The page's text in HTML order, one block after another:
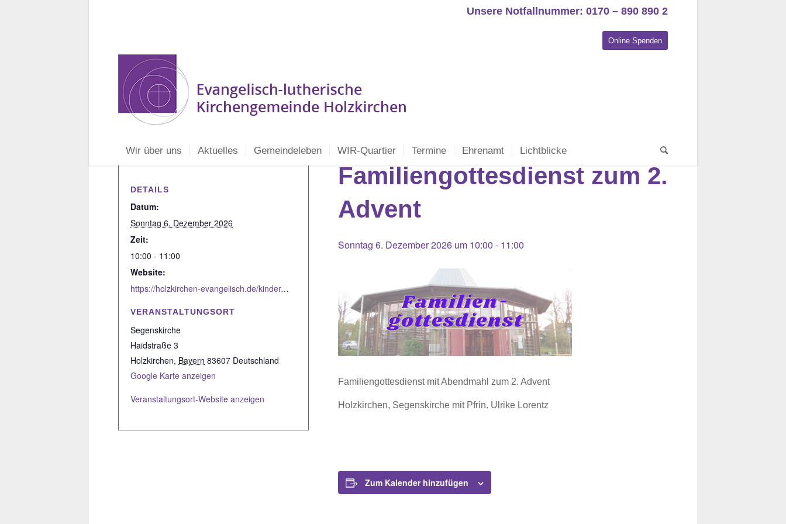
Unsere Notfallnummer: 0170 – 890 890 2
Online Spenden
Wir über uns Aktuelles Gemeindeleben WIR-Quartier Termine Ehrenamt Lichtblicke
Familiengottesdienst zum 2.
Advent
Sonntag 6. Dezember 2026 um 10:00 - 11:00
Familiengottesdienst mit Abendmahl zum 2. Advent
Holzkirchen, Segenskirche mit Pfrin. Ulrike Lorentz
Zum Kalender hinzufügen
DETAILS
Datum:
Sonntag 6. Dezember 2026
Zeit:
10:00 - 11:00
Website:
https://holzkirchen-evangelisch.de/kinder-und-familien/#tab-id-3
VERANSTALTUNGSORT
Segenskirche
Haidstraße 3
Holzkirchen, Bayern 83607 Deutschland
Google Karte anzeigen
Veranstaltungsort-Website anzeigen